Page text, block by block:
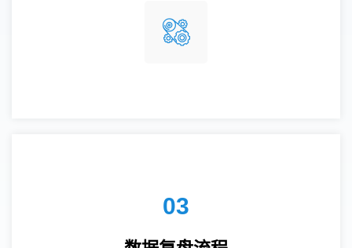
03